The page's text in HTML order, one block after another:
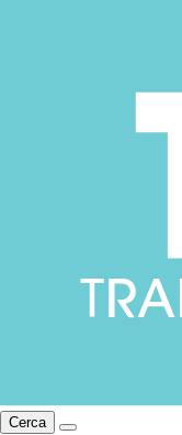
Cerca